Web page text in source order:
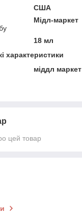
США
Мідл-маркет
18 мл
характеристики
міддл маркет
цей товар